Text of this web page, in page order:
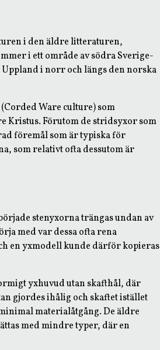
i den äldre litteraturen,
i ett område av södra Sverige-
i norr och längs den norska
Ware culture) som
Kristus. Förutom de stridsyxor som
föremål som är typiska för
som relativt ofta dessutom är
stenyxorna trängas undan av
med var dessa ofta rena
en yxmodell kunde därför kopieras
yxhuvud utan skafthål, där
gjordes ihålig och skaftet istället
materialåtgång. De äldre
med mindre typer, där en